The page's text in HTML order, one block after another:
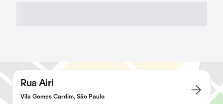
Rua Airi
Vila Gomes Cardim, São Paulo